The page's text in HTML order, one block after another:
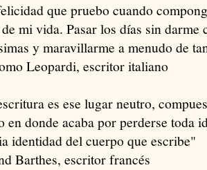
que pruebo cuando
mi vida. Pasar los días sin darme
y maravillarme a menudo de
Leopardi, escritor italiano
es ese lugar neutro,
en donde acaba por perderse toda
identidad del cuerpo que escribe"
Barthes, escritor francés